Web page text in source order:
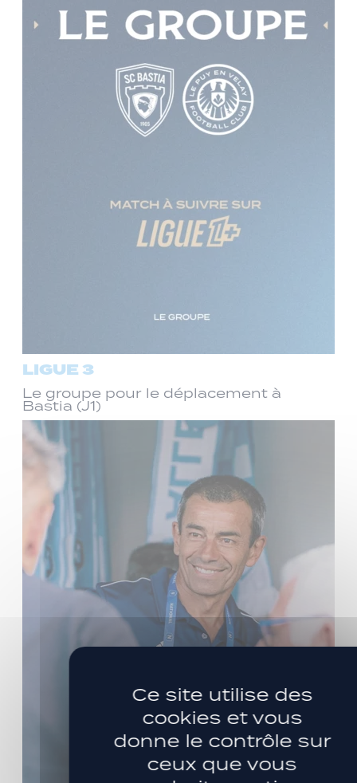
LIGUE 3
Le groupe pour le déplacement à
Bastia (J1)
Ce site utilise des
cookies et vous
donne le contrôle sur
ceux que vous